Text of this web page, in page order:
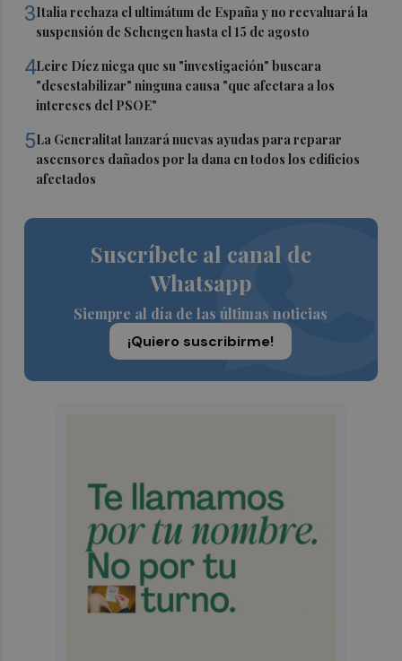
3Italia rechaza el ultimátum de España y no reevaluará la
suspensión de Schengen hasta el 15 de agosto
4Leire Díez niega que su "investigación" buscara
"desestabilizar" ninguna causa "que afectara a los
intereses del PSOE"
5La Generalitat lanzará nuevas ayudas para reparar
ascensores dañados por la dana en todos los edificios
afectados
Suscríbete al canal de
Whatsapp
Siempre al día de las últimas noticias
¡Quiero suscribirme!